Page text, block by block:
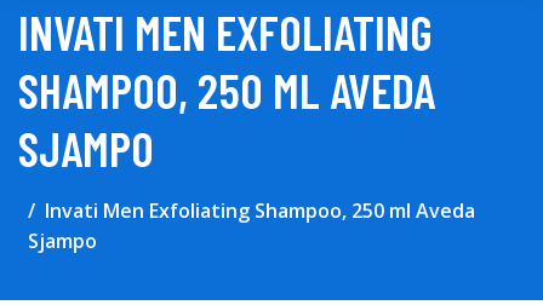
INVATI MEN EXFOLIATING
SHAMPOO, 250 ML AVEDA
SJAMPO
Invati Men Exfoliating Shampoo, 250 ml Aveda
Sjampo